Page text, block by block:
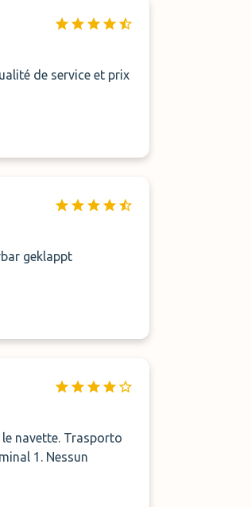
de service et prix
geklappt
navette. Trasporto
1. Nessun